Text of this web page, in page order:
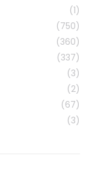
(1)
(750)
(360)
(337)
(3)
(2)
(67)
(3)